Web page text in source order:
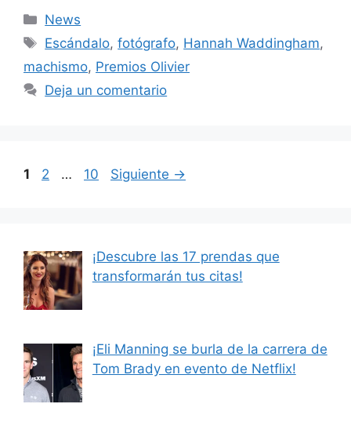
Categorías
News
Etiquetas
Escándalo,fotógrafo, Hannah Waddingham,
machismo, Premios Olivier
Deja un comentario
Página
1 Página
2 … Página
10 Siguiente →
¡Descubre las 17 prendas que
transformarán tus citas!
¡Eli Manning se burla de la carrera de
Tom Brady en evento de Netflix!